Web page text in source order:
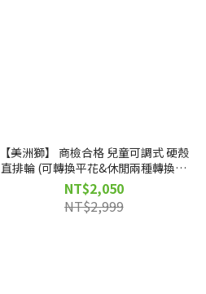
【美洲獅】 商檢合格 兒童可調式 硬殼
直排輪 (可轉換平花&休閒兩種轉換模
式)｜D00572｜
NT$2,050
NT$2,999